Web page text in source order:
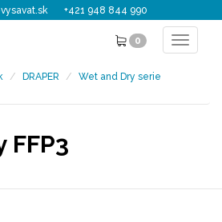
+421 948 844 990
0
Toggle
DRAPER
Wet and Dry serie
FFP3